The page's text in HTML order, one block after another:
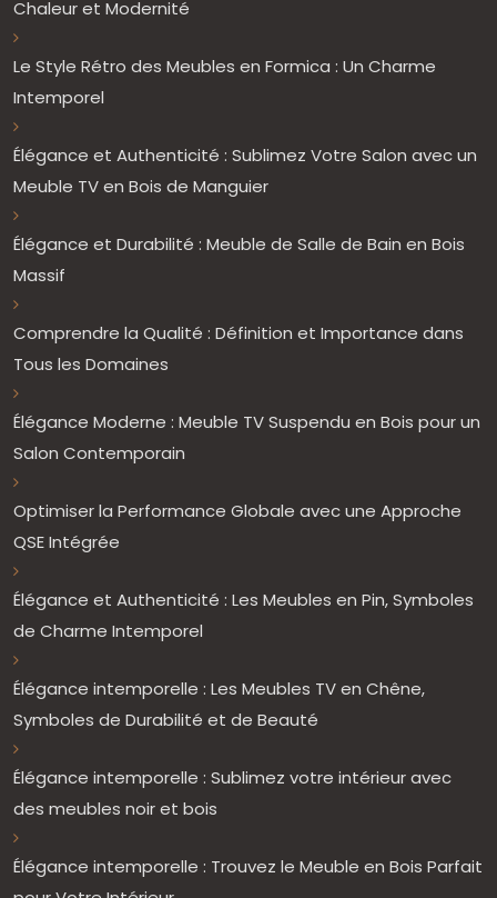
Chaleur et Modernité
Le Style Rétro des Meubles en Formica : Un Charme
Intemporel
Élégance et Authenticité : Sublimez Votre Salon avec un
Meuble TV en Bois de Manguier
Élégance et Durabilité : Meuble de Salle de Bain en Bois
Massif
Comprendre la Qualité : Définition et Importance dans
Tous les Domaines
Élégance Moderne : Meuble TV Suspendu en Bois pour un
Salon Contemporain
Optimiser la Performance Globale avec une Approche
QSE Intégrée
Élégance et Authenticité : Les Meubles en Pin, Symboles
de Charme Intemporel
Élégance intemporelle : Les Meubles TV en Chêne,
Symboles de Durabilité et de Beauté
Élégance intemporelle : Sublimez votre intérieur avec
des meubles noir et bois
Élégance intemporelle : Trouvez le Meuble en Bois Parfait